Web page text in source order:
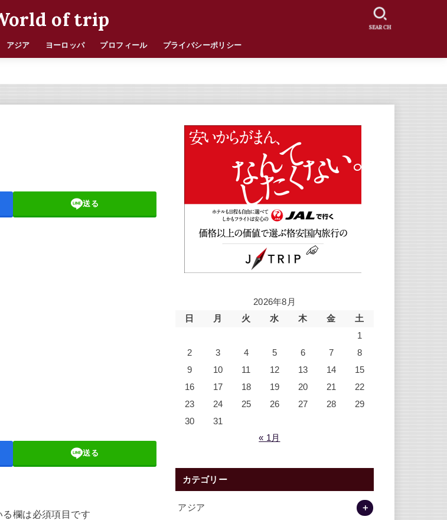
of trip
アジア ヨーロッパ プロフィール プライバシーポリシー
SEARCH
送る
送る
る欄は必須項目です
2026年8月
日
月 火 水 木 金
土
1
2
3 4 5 6 7
8
9
10 11 12 13 14
15
16
17 18 19 20 21
22
23
24 25 26 27 28
29
30
31
« 1月
カテゴリー
アジア